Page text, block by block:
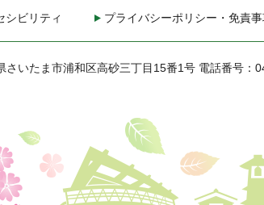
シビリティ プライバシーポリシー・免責
さいたま市浦和区高砂三丁目15番1号 電話番号：